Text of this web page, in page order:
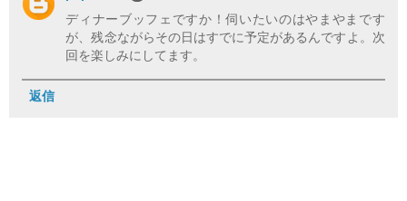
ディナーブッフェですか！伺いたいのはやまやまです
が、残念ながらその日はすでに予定があるんですよ。次
回を楽しみにしてます。
返信